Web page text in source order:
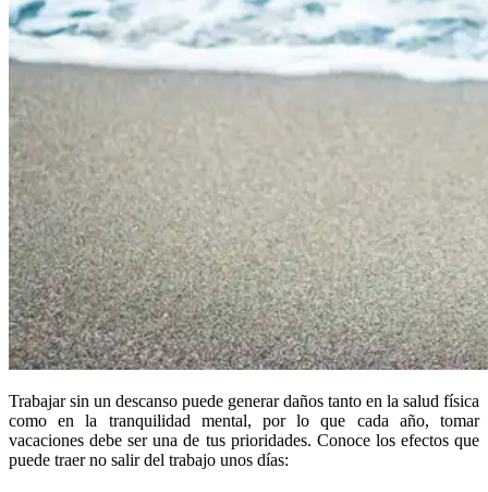
Trabajar sin un descanso puede generar daños tanto en la salud física
como en la tranquilidad mental, por lo que cada año, tomar
vacaciones debe ser una de tus prioridades. Conoce los efectos que
puede traer no salir del trabajo unos días: